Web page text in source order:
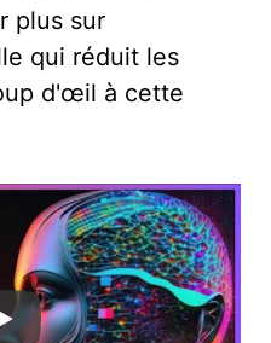
plus sur
qui réduit les
d'œil à cette